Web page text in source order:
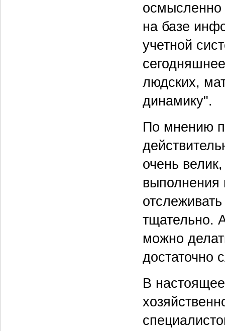
осмысленно
на базе
учетной
людских,
динамику".
По мнению
очень
выполнения
тщательно.
можно
достаточно
В